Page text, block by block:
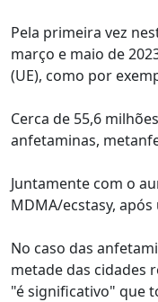
Pela primeira vez
março e maio de
(UE), como por
Cerca de 55,6
anfetaminas,
Juntamente com o
MDMA/ecstasy,
No caso das
metade das cidades
"é significativo" que